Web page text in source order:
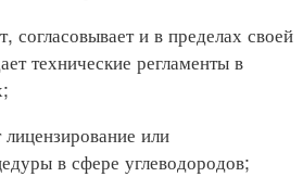
и в пределах своей
технические регламенты в
или
в сфере углеводородов;